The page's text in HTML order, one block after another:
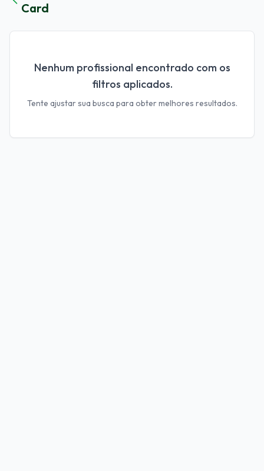
Card
Nenhum profissional encontrado com os
filtros aplicados.
Tente ajustar sua busca para obter melhores resultados.